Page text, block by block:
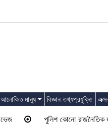
আলোকিত মানুষ বিজ্ঞান-তথ্যপ্রযুক্তি
পুলিশ কোনো রাজনৈতিক দলের